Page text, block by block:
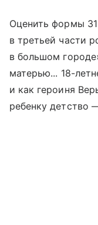
Оценить формы
в третьей части
в большом
матерью... 18-
и как героиня
ребенку детство